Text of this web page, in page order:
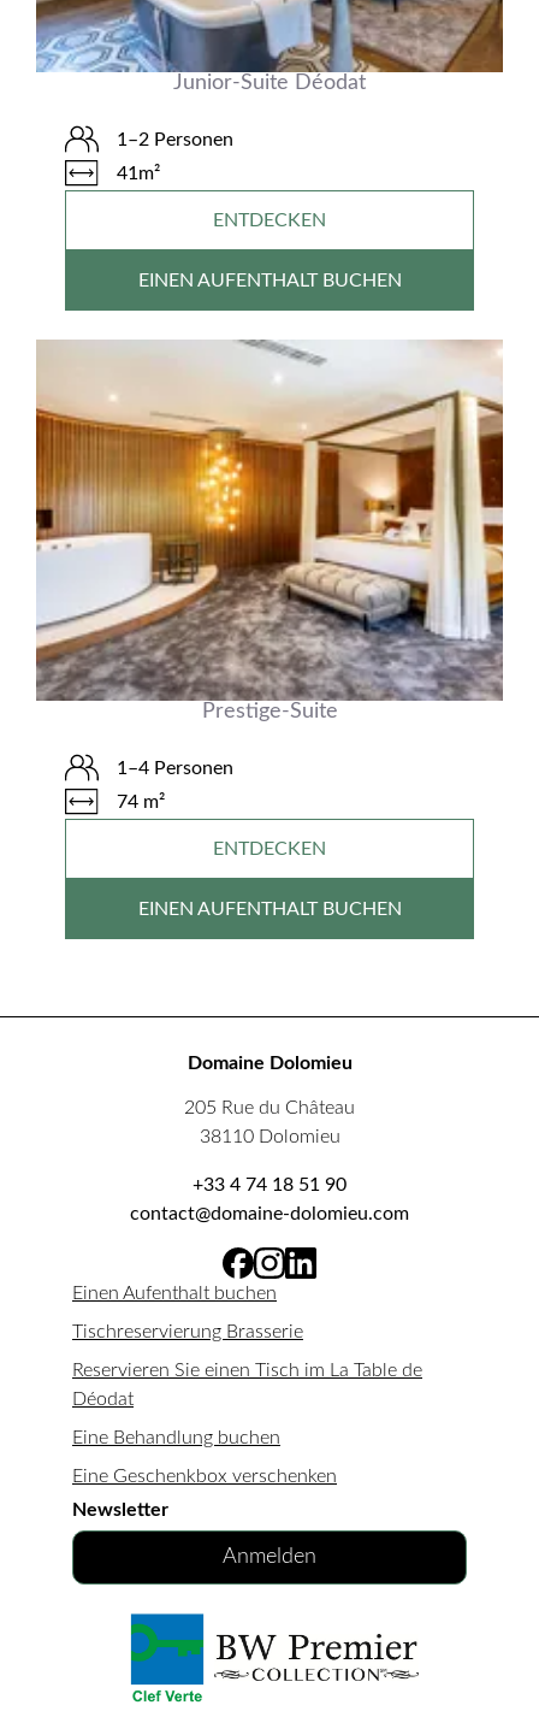
Junior-Suite Déodat
1–2 Personen
41m²
ENTDECKEN
EINEN AUFENTHALT BUCHEN
Prestige-Suite
1–4 Personen
74 m²
ENTDECKEN
EINEN AUFENTHALT BUCHEN
Domaine Dolomieu
205 Rue du Château
38110 Dolomieu
+33 4 74 18 51 90
contact@domaine-dolomieu.com
Einen Aufenthalt buchen
Tischreservierung Brasserie
Reservieren Sie einen Tisch im La Table de
Déodat
Eine Behandlung buchen
Eine Geschenkbox verschenken
Newsletter
Anmelden